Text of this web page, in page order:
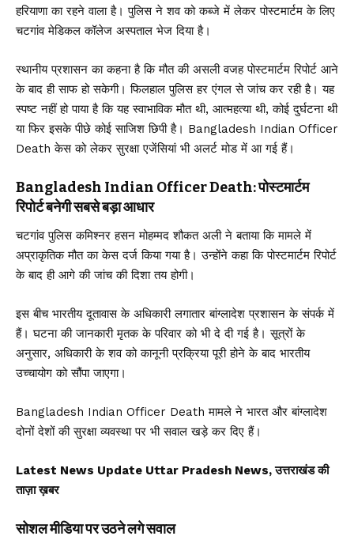
हरियाणा का रहने वाला है। पुलिस ने शव को कब्जे में लेकर पोस्टमार्टम के लिए
चटगांव मेडिकल कॉलेज अस्पताल भेज दिया है।
स्थानीय प्रशासन का कहना है कि मौत की असली वजह पोस्टमार्टम रिपोर्ट आने
के बाद ही साफ हो सकेगी। फिलहाल पुलिस हर एंगल से जांच कर रही है। यह
स्पष्ट नहीं हो पाया है कि यह स्वाभाविक मौत थी, आत्महत्या थी, कोई दुर्घटना थी
या फिर इसके पीछे कोई साजिश छिपी है। Bangladesh Indian Officer
Death केस को लेकर सुरक्षा एजेंसियां भी अलर्ट मोड में आ गई हैं।
Bangladesh Indian Officer Death: पोस्टमार्टम
रिपोर्ट बनेगी सबसे बड़ा आधार
चटगांव पुलिस कमिश्नर हसन मोहम्मद शौकत अली ने बताया कि मामले में
अप्राकृतिक मौत का केस दर्ज किया गया है। उन्होंने कहा कि पोस्टमार्टम रिपोर्ट
के बाद ही आगे की जांच की दिशा तय होगी।
इस बीच भारतीय दूतावास के अधिकारी लगातार बांग्लादेश प्रशासन के संपर्क में
हैं। घटना की जानकारी मृतक के परिवार को भी दे दी गई है। सूत्रों के
अनुसार, अधिकारी के शव को कानूनी प्रक्रिया पूरी होने के बाद भारतीय
उच्चायोग को सौंपा जाएगा।
Bangladesh Indian Officer Death मामले ने भारत और बांग्लादेश
दोनों देशों की सुरक्षा व्यवस्था पर भी सवाल खड़े कर दिए हैं।
Latest News Update Uttar Pradesh News, उत्तराखंड की
ताज़ा ख़बर
सोशल मीडिया पर उठने लगे सवाल